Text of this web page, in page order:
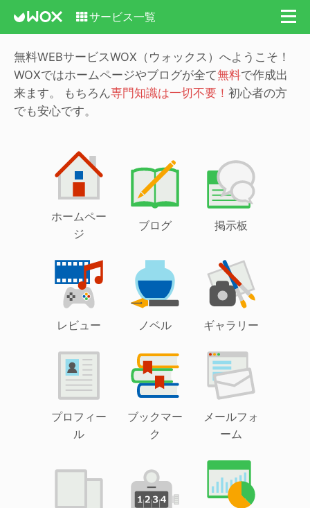
サービス一覧
無料WEBサービスWOX（ウォックス）へようこそ！
WOXではホームページやブログが全て無料で作成出
来ます。
もちろん専門知識は一切不要！ 初心者の方
でも安心です。
ホームペー
ジ
ブログ 掲示板
レビュー ノベル ギャラリー
プロフィー
ル
ブックマー
ク
メールフォ
ーム